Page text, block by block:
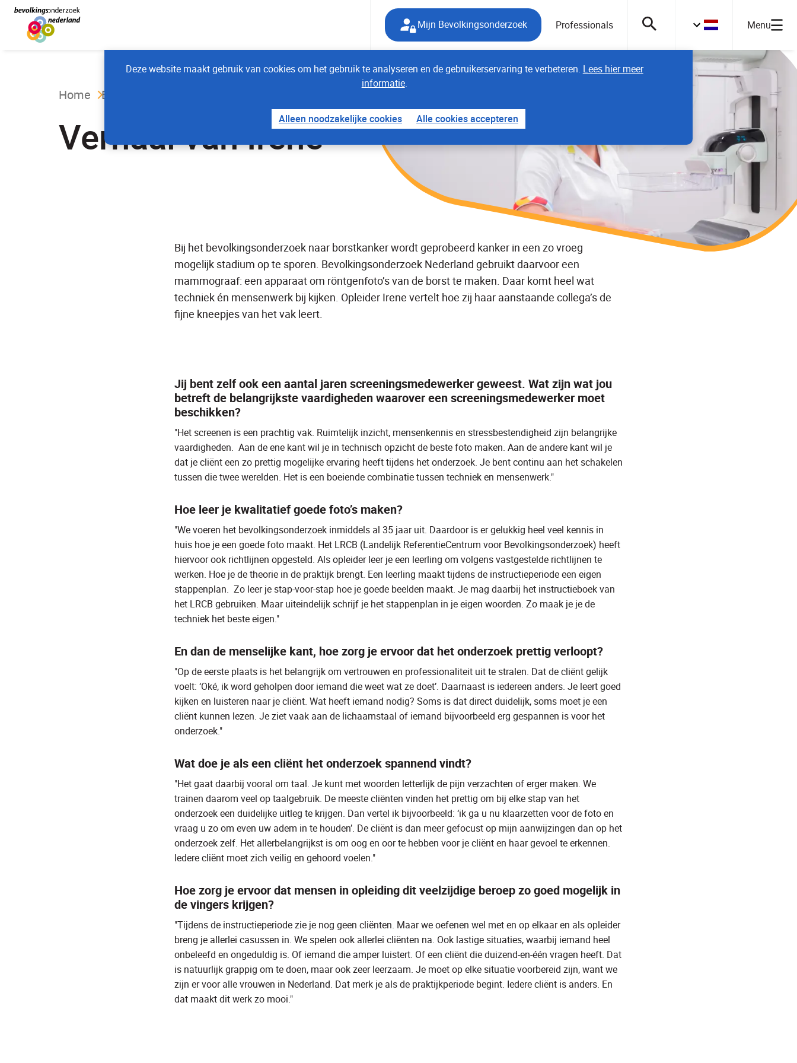
Deze website maakt gebruik van cookies om het gebruik te analyseren en de gebruikerservaring te verbeteren. Lees hier meer
informatie.
Alleen noodzakelijke cookies Alle cookies accepteren
Mijn Bevolkingsonderzoek Professionals Menu
Home Borstkanker
Verhaal van Irene
Bij het bevolkingsonderzoek naar borstkanker wordt geprobeerd kanker in een zo vroeg
mogelijk stadium op te sporen. Bevolkingsonderzoek Nederland gebruikt daarvoor een
mammograaf: een apparaat om röntgenfoto’s van de borst te maken. Daar komt heel wat
techniek én mensenwerk bij kijken. Opleider Irene vertelt hoe zij haar aanstaande collega’s de
fijne kneepjes van het vak leert.
Jij bent zelf ook een aantal jaren screeningsmedewerker geweest. Wat zijn wat jou
betreft de belangrijkste vaardigheden waarover een screeningsmedewerker moet
beschikken?
"Het screenen is een prachtig vak. Ruimtelijk inzicht, mensenkennis en stressbestendigheid zijn belangrijke
vaardigheden. Aan de ene kant wil je in technisch opzicht de beste foto maken. Aan de andere kant wil je
dat je cliënt een zo prettig mogelijke ervaring heeft tijdens het onderzoek. Je bent continu aan het schakelen
tussen die twee werelden. Het is een boeiende combinatie tussen techniek en mensenwerk."
Hoe leer je kwalitatief goede foto’s maken?
"We voeren het bevolkingsonderzoek inmiddels al 35 jaar uit. Daardoor is er gelukkig heel veel kennis in
huis hoe je een goede foto maakt. Het LRCB (Landelijk ReferentieCentrum voor Bevolkingsonderzoek) heeft
hiervoor ook richtlijnen opgesteld. Als opleider leer je een leerling om volgens vastgestelde richtlijnen te
werken. Hoe je de theorie in de praktijk brengt. Een leerling maakt tijdens de instructieperiode een eigen
stappenplan. Zo leer je stap-voor-stap hoe je goede beelden maakt. Je mag daarbij het instructieboek van
het LRCB gebruiken. Maar uiteindelijk schrijf je het stappenplan in je eigen woorden. Zo maak je je de
techniek het beste eigen."
En dan de menselijke kant, hoe zorg je ervoor dat het onderzoek prettig verloopt?
"Op de eerste plaats is het belangrijk om vertrouwen en professionaliteit uit te stralen. Dat de cliënt gelijk
voelt: ‘Oké, ik word geholpen door iemand die weet wat ze doet’. Daarnaast is iedereen anders. Je leert goed
kijken en luisteren naar je cliënt. Wat heeft iemand nodig? Soms is dat direct duidelijk, soms moet je een
cliënt kunnen lezen. Je ziet vaak aan de lichaamstaal of iemand bijvoorbeeld erg gespannen is voor het
onderzoek."
Wat doe je als een cliënt het onderzoek spannend vindt?
"Het gaat daarbij vooral om taal. Je kunt met woorden letterlijk de pijn verzachten of erger maken. We
trainen daarom veel op taalgebruik. De meeste cliënten vinden het prettig om bij elke stap van het
onderzoek een duidelijke uitleg te krijgen. Dan vertel ik bijvoorbeeld: ‘ik ga u nu klaarzetten voor de foto en
vraag u zo om even uw adem in te houden’. De cliënt is dan meer gefocust op mijn aanwijzingen dan op het
onderzoek zelf. Het allerbelangrijkst is om oog en oor te hebben voor je cliënt en haar gevoel te erkennen.
Iedere cliënt moet zich veilig en gehoord voelen."
Hoe zorg je ervoor dat mensen in opleiding dit veelzijdige beroep zo goed mogelijk in
de vingers krijgen?
"Tijdens de instructieperiode zie je nog geen cliënten. Maar we oefenen wel met en op elkaar en als opleider
breng je allerlei casussen in. We spelen ook allerlei cliënten na. Ook lastige situaties, waarbij iemand heel
onbeleefd en ongeduldig is. Of iemand die amper luistert. Of een cliënt die duizend-en-één vragen heeft. Dat
is natuurlijk grappig om te doen, maar ook zeer leerzaam. Je moet op elke situatie voorbereid zijn, want we
zijn er voor alle vrouwen in Nederland. Dat merk je als de praktijkperiode begint. Iedere cliënt is anders. En
dat maakt dit werk zo mooi."